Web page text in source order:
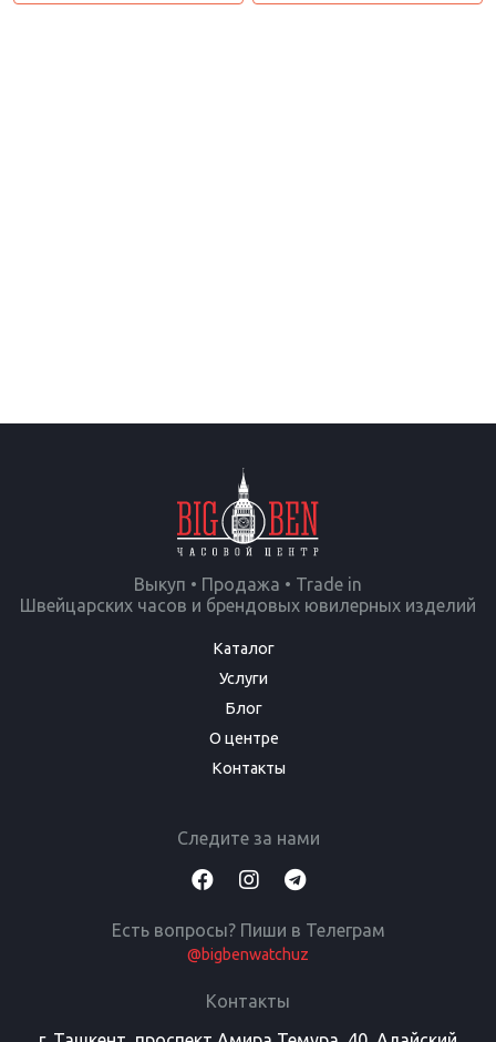
Выкуп • Продажа • Trade in
Швейцарских часов и брендовых ювилерных изделий
Каталог
Услуги
Блог
О центре
Контакты
Следите за нами
Есть вопросы? Пиши в Телеграм
@bigbenwatchuz
Контакты